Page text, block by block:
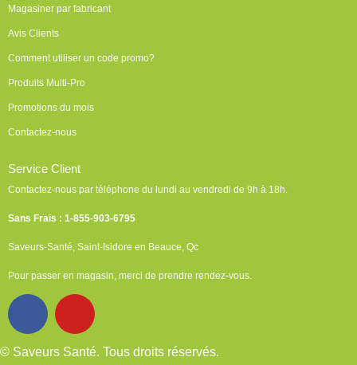
Magasiner par fabricant
Avis Clients
Comment utiliser un code promo?
Produits Multi-Pro
Promotions du mois
Contactez-nous
Service Client
Contactez-nous par téléphone du lundi au vendredi de 9h à 18h.
Sans Frais : 1-855-903-6795
Saveurs-Santé, Saint-Isidore en Beauce, Qc
Pour passer en magasin, merci de prendre rendez-vous.
F
Y
© Saveurs Santé. Tous droits réservés.